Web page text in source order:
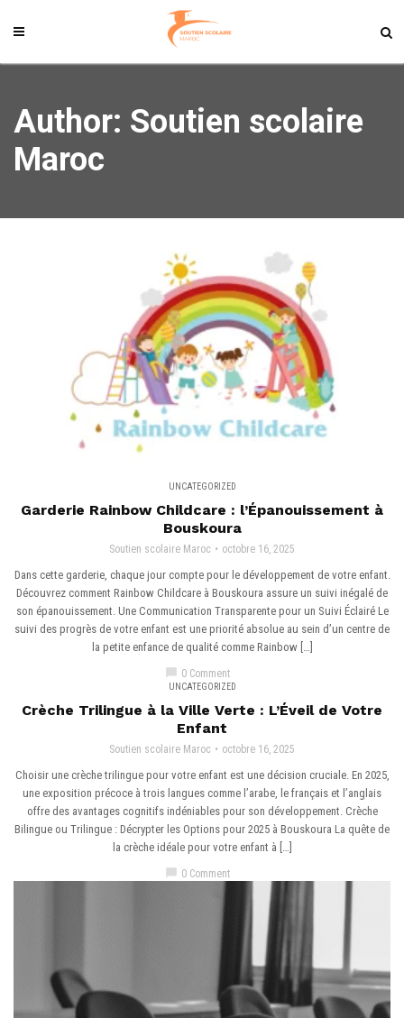
Author: Soutien scolaire
Maroc
UNCATEGORIZED
Garderie Rainbow Childcare : l’Épanouissement à
Bouskoura
Soutien scolaire Maroc octobre 16, 2025
Dans cette garderie, chaque jour compte pour le développement de votre enfant.
Découvrez comment Rainbow Childcare à Bouskoura assure un suivi inégalé de
son épanouissement. Une Communication Transparente pour un Suivi Éclairé Le
suivi des progrès de votre enfant est une priorité absolue au sein d’un centre de
la petite enfance de qualité comme Rainbow […]
chat_bubble 0 Comment
UNCATEGORIZED
Crèche Trilingue à la Ville Verte : L’Éveil de Votre
Enfant
Soutien scolaire Maroc octobre 16, 2025
Choisir une crèche trilingue pour votre enfant est une décision cruciale. En 2025,
une exposition précoce à trois langues comme l’arabe, le français et l’anglais
offre des avantages cognitifs indéniables pour son développement. Crèche
Bilingue ou Trilingue : Décrypter les Options pour 2025 à Bouskoura La quête de
la crèche idéale pour votre enfant à […]
chat_bubble 0 Comment